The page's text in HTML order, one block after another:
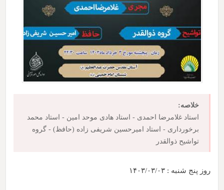
خلاصه:
استاد غلامرضا احمدی - استاد هادی موحد امین - استاد محمد
برخورداری - استاد امیرحسین شریفی زاده (حافظ) - گروه
تواشیح ذوالقدر
روز پنج شنبه : ۱۴۰۳/۰۳/۰۳